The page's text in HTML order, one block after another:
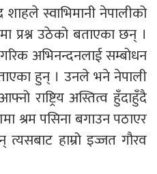
शाहले स्वाभिमानी नेपालीको
प्रश्न उठेको बताएका छन् ।
अभिनन्दनलाई सम्बोधन
हुन् । उनले भने नेपाली
राष्ट्रिय अस्तित्व हुँदाहुँदै
श्रम पसिना बगाउन पठाएर
हाम्रो इज्जत गौरव